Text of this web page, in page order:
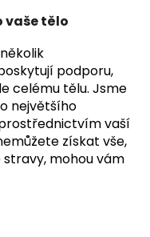
vaše tělo
podporu,
celému tělu. Jsme
největšího
vaší
získat vše,
mohou vám